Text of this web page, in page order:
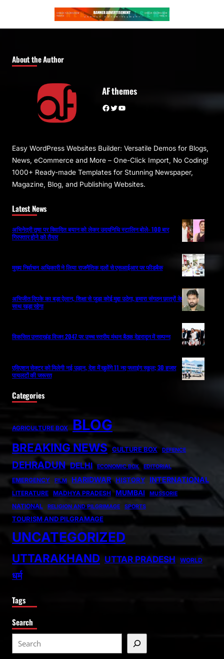
About the Author
AF themes
Facebook Twitter YouTube
Easy WordPress Websites Builder: Versatile Demos for Blogs,
News, eCommerce and More – One-Click Import, No Coding!
1000+ Ready-made Templates for Stunning Newspaper,
Magazine, Blog, and Publishing Websites.
Latest News
अभिनेत्री तृषा पर विवादित बयान को लेकर उदयनिधि स्टालिन बोले- 100 बार
गिरफ्तार होने को तैयार
मुख्य निर्वाचन अधिकारी ने लिया राजनैतिक दलों से एसआईआर पर फीडबैक
अभिजीत दिपके का बड़ा ऐलान, शिक्षा से जुड़ा कोई मुद्दा उठेगा, हमारा संगठन छात्रों के
साथ खड़ा रहेगा
विकसित उत्तराखंड विजन 2047 पर उच्च स्तरीय मंथन बैठक देहरादून में सम्पन्न
एविएशन सेक्टर को मिलेगी नई उड़ान, देश में खुलेंगे 11 नए फ्लाइंग स्कूल; 30 हजार
पायलटों की जरूरत
Categories
AGRICULTURE BOX BLOG
BREAKING NEWS CULTURE BOX DEFENCE
DEHRADUN DELHI ECONOMIC BOX EDITORIAL
EMERGENCY FILM HARIDWAR HISTORY INTERNATIONAL
LITERATURE MADHYA PRADESH MUMBAI MUSSORIE
NATIONAL RELIGION AND PILGRIMAGE SPORTS
TOURISM AND PILGRAMAGE
UNCATEGORIZED
UTTARAKHAND UTTAR PRADESH WORLD
धर्म
Tags
Search
e